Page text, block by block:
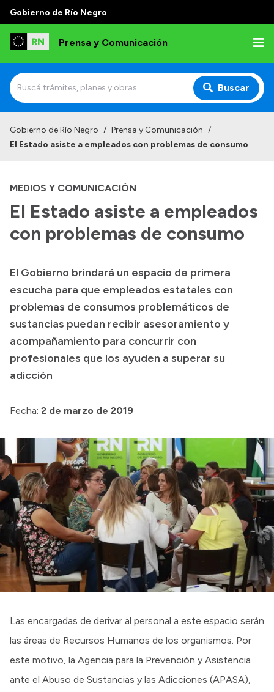
Gobierno de Río Negro
Prensa y Comunicación
Buscar
Archivo de noticias
Transparencia
Presupuesto
Boletín Oficial
Compras y licitaciones
Consulta de expedientes
Consulta de pago a proveedores
Intranet
Login
Gobierno de Río Negro / Prensa y Comunicación /
El Estado asiste a empleados con problemas de consumo
MEDIOS Y COMUNICACIÓN
El Estado asiste a empleados
con problemas de consumo
El Gobierno brindará un espacio de primera
escucha para que empleados estatales con
problemas de consumos problemáticos de
sustancias puedan recibir asesoramiento y
acompañamiento para concurrir con
profesionales que los ayuden a superar su
adicción
Fecha: 2 de marzo de 2019
Las encargadas de derivar al personal a este espacio serán
las áreas de Recursos Humanos de los organismos. Por
este motivo, la Agencia para la Prevención y Asistencia
ante el Abuso de Sustancias y las Adicciones (APASA),